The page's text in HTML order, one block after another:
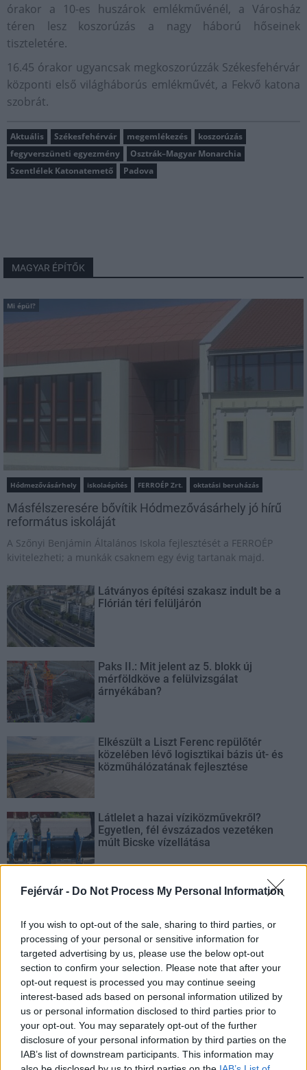
Fejérvár - Do Not Process My Personal Information
If you wish to opt-out of the sale, sharing to third parties, or
processing of your personal or sensitive information for
targeted advertising by us, please use the below opt-out
section to confirm your selection. Please note that after your
opt-out request is processed you may continue seeing
interest-based ads based on personal information utilized by
us or personal information disclosed to third parties prior to
your opt-out. You may separately opt-out of the further
disclosure of your personal information by third parties on the
IAB’s list of downstream participants. This information may
órakor a 10-es huszárok emlékművénél, a Városház
téren lesz koszorúzás a nagy háború hőseinek
tiszteletére.
16.45 órakor ugyancsak megkoszorúzzák Székesfehérvár
központi első világháborús emlékművét, a Fekvő katona
szobrát.
Aktuális Székesfehérvár megemlékezés
koszorúzás
fegyverszüneti egyezmény
Osztrák–Magyar Monarchia
Szentlélek Katonatemető
Padova
MAGYAR ÉPÍTŐK
Mi épül?
Hódmezővásárhely iskolaépítés FERROÉP Zrt. oktatási beruházás
Másfélszeresére bővítik Hódmezővásárhely jó hírű
református iskoláját
A Szőnyi Benjámin Általános Iskola fejlesztését a FERROÉP
kivitelezheti; a munkák csaknem egy évig tartanak majd.
Látványos építési szakasz indult be a
Flórián téri felüljárón
Paks II.: Mit jelent az 5. blokk új
mérföldköve a felülvizsgálat
árnyékában?
Elkészült a Liszt Ferenc repülőtér
közelében lévő logisztikai bázis út- és
közműhálózatának fejlesztése
Látlelet a hazai víziközművekről?
Egyetlen, fél évszázados vezetéken
múlt Bicske vízellátása
AJÁNLJUK MÉG
Helyi hírek